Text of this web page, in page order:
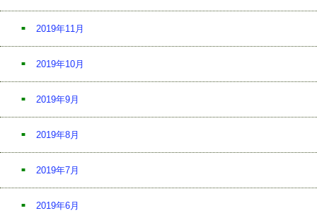
2019年11月
2019年10月
2019年9月
2019年8月
2019年7月
2019年6月